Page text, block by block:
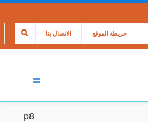
الاتصال بنا خريطة الموقع
p8